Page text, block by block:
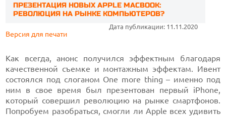
ПРЕЗЕНТАЦИЯ НОВЫХ APPLE MACBOOK:
РЕВОЛЮЦИЯ НА РЫНКЕ КОМПЬЮТЕРОВ?
Дата публикации: 11.11.2020
Версия для печати
Как всегда, анонс получился эффектным благодаря
качественной съемке и монтажным эффектам. Ивент
состоялся под слоганом One more thing – именно под
ним в свое время был презентован первый iPhone,
который совершил революцию на рынке смартфонов.
Попробуем разобраться, смогли ли Apple всех удивить